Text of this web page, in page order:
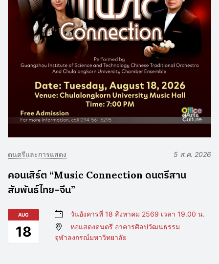
ดนตรีและการแสดง 5 ส.ค. 2026
คอนเสิร์ต “Music Connection ดนตรีสาน
สัมพันธ์ไทย–จีน”
AUG
18
วันอังคารที่ 18 สิงหาคม 2569 เวลา 19.00 น.
หอแสดงดนตรี อาคารศิลปวัฒนธรรม
จุฬาลงกรณ์มหาวิทยาลัย